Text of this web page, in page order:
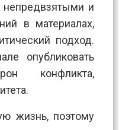
и
в материалах,
подход.
опубликовать
конфликта,
жизнь, поэтому